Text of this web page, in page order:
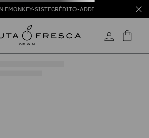
EMONKEY-SISTECRÉDITO-ADDI